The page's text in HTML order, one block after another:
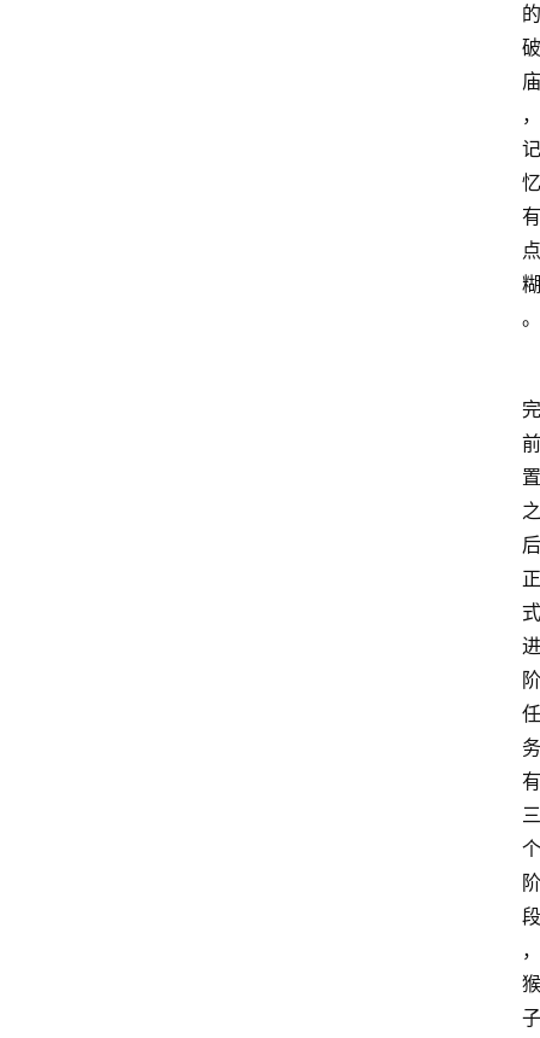
的
破
庙
，
记
忆
有
点
糊
。
完
前
置
之
后
正
式
进
阶
任
务
有
三
个
阶
段
，
猴
子